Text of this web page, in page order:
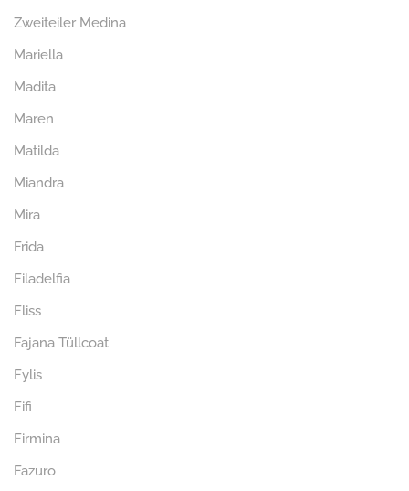
Zweiteiler Medina
Mariella
Madita
Maren
Matilda
Miandra
Mira
Frida
Filadelfia
Fliss
Fajana Tüllcoat
Fylis
Fifi
Firmina
Fazuro